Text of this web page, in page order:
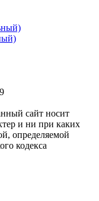
сайт носит
и ни при каких
определяемой
кодекса